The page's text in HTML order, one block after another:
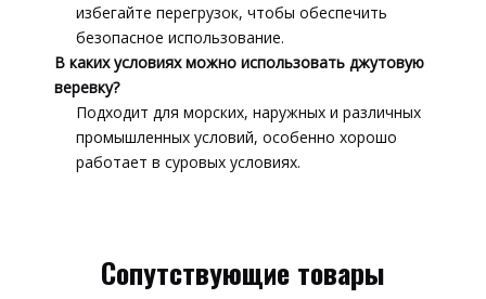
избегайте перегрузок, чтобы обеспечить
безопасное использование.
В каких условиях можно использовать джутовую
веревку?
Подходит для морских, наружных и различных
промышленных условий, особенно хорошо
работает в суровых условиях.
Сопутствующие товары